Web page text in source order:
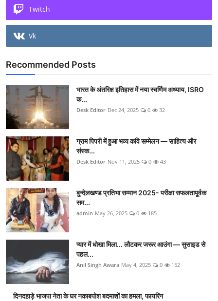
Twitch
Vk
Recommended Posts
भारत के अंतरिक्ष इतिहास में नया स्वर्णिम अध्याय, ISRO
क...
Desk Editor Dec 24, 2025 0 32
ग्राम पिपरी में हुआ भव्य कवि सम्मेलन — साहित्य और
संस्क...
Desk Editor Nov 11, 2025 0 43
बुन्देलखण्ड प्रतिभा सम्मान 2025- परीक्षा सफलतापूर्वक
सम...
admin May 26, 2025 0 185
प्यार में धोखा मिला... लौटकर जरूर आउंगा — सुसाइड से
पहल...
Anil Singh Awara May 4, 2025 0 152
दिनदहाड़े भाजपा नेता के घर नकाबपोश बदमाशों का हमला, फायरिंग